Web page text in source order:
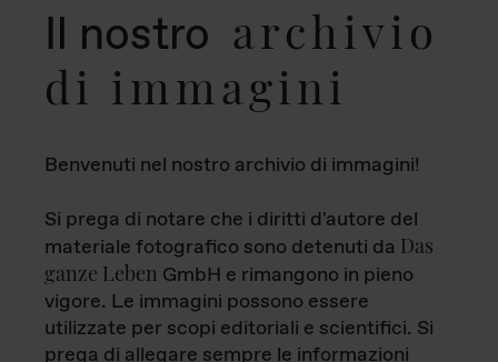
Il nostro archivio
di immagini
Benvenuti nel nostro archivio di immagini!
Si prega di notare che i diritti d'autore del
materiale fotografico sono detenuti da Das
ganze Leben GmbH e rimangono in pieno
vigore. Le immagini possono essere
utilizzate per scopi editoriali e scientifici. Si
prega di allegare sempre le informazioni